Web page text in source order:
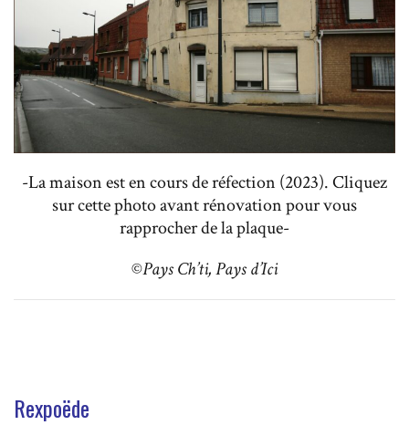
-La maison est en cours de réfection (2023). Cliquez
sur cette photo avant rénovation pour vous
rapprocher de la plaque-
©Pays Ch’ti, Pays d’Ici
Rexpoëde